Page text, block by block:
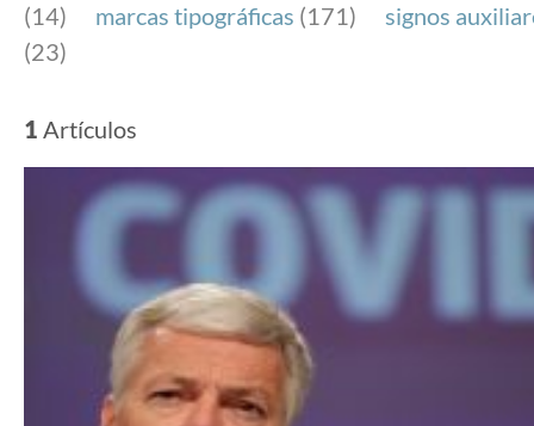
(14)
marcas tipográficas (171)
signos
(23)
1 Artículos